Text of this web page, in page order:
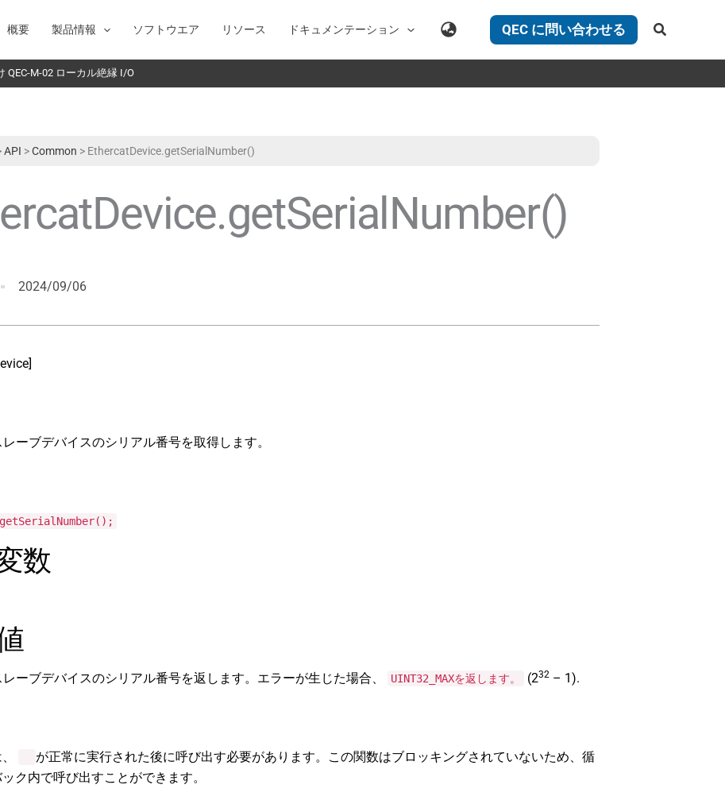
概要 製品情報 ソフトウエア リソース ドキュメンテーション QEC に問い合わせる
検
QEC-M-02 ローカル絶縁 I/O
API >Common > EthercatDevice.getSerialNumber()
2024/09/06
レーブデバイスのシリアル番号を取得します。
数
レーブデバイスのシリアル番号を返します。エラーが生じた場合、 UINT32_MAXを返します。 (232 – 1).
が正常に実行された後に呼び出す必要があります。この関数はブロッキングされていないため、循
ク内で呼び出すことができます。